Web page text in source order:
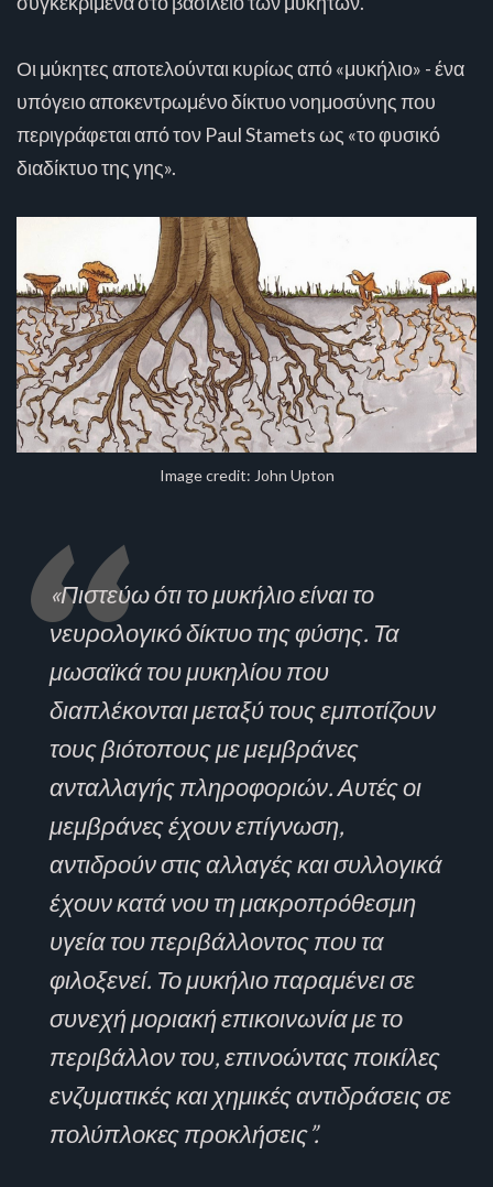
Οι μύκητες αποτελούνται κυρίως από «μυκήλιο» - ένα
υπόγειο αποκεντρωμένο δίκτυο νοημοσύνης που
περιγράφεται από τον Paul Stamets ως «το φυσικό
διαδίκτυο της γης».
Image credit: John Upton
«Πιστεύω ότι το μυκήλιο είναι το
νευρολογικό δίκτυο της φύσης. Τα
μωσαϊκά του μυκηλίου που
διαπλέκονται μεταξύ τους εμποτίζουν
τους βιότοπους με μεμβράνες
ανταλλαγής πληροφοριών. Αυτές οι
μεμβράνες έχουν επίγνωση,
αντιδρούν στις αλλαγές και συλλογικά
έχουν κατά νου τη μακροπρόθεσμη
υγεία του περιβάλλοντος που τα
φιλοξενεί. Το μυκήλιο παραμένει σε
συνεχή μοριακή επικοινωνία με το
περιβάλλον του, επινοώντας ποικίλες
ενζυματικές και χημικές αντιδράσεις σε
πολύπλοκες προκλήσεις”.